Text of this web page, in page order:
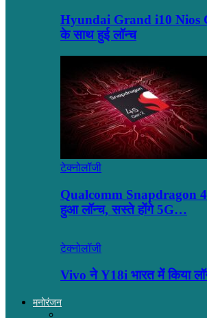
Hyundai Grand i10 Nios
के साथ हुई लॉन्च
टेक्नोलॉजी
Qualcomm Snapdragon
हुआ लॉन्च, सस्ते होंगे 5G…
टेक्नोलॉजी
Vivo ने Y18i भारत में किया
मनोरंजन